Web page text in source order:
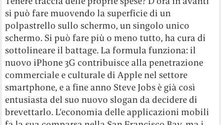
si può fare muovendo la superficie di un
polpastrello sullo schermo, un singolo unico
schermo. Si può fare più o meno tutto, ha cura di
sottolineare il battage. La formula funziona: il
nuovo iPhone 3G contribuisce alla penetrazione
commerciale e culturale di Apple nel settore
smartphone, e a fine anno Steve Jobs è già così
entusiasta del suo nuovo slogan da decidere di
brevettarlo. L’economia delle applicazioni mobili